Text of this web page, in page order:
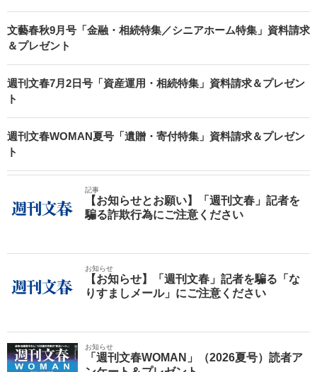
文藝春秋9月号「金融・相続特集／シニアホーム特集」資料請求
＆プレゼント
週刊文春7月2日号「資産運用・相続特集」資料請求＆プレゼン
ト
週刊文春WOMAN夏号「遺贈・寄付特集」資料請求＆プレゼン
ト
記事
【お知らせとお願い】「週刊文春」記者を
騙る詐欺行為にご注意ください
お知らせ
【お知らせ】「週刊文春」記者を騙る「な
りすましメール」にご注意ください
お知らせ
「週刊文春WOMAN」（2026夏号）読者ア